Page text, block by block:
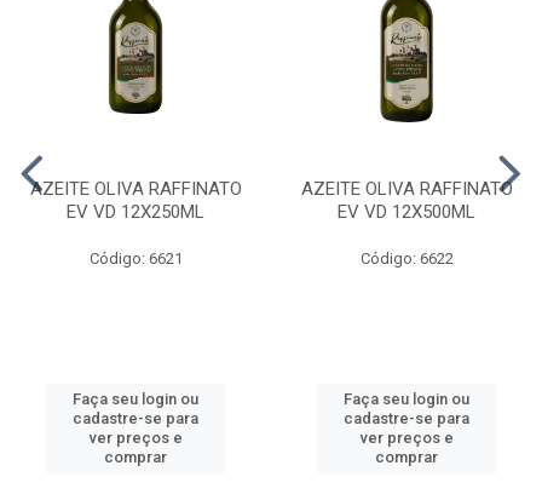
AZEITE OLIVA RAFFINATO
EV VD 12X250ML
Código: 6621
Faça seu login ou
cadastre-se para
ver preços e
comprar
AZEITE OLIVA RAFFINATO
EV VD 12X500ML
Código: 6622
Faça seu login ou
cadastre-se para
ver preços e
comprar